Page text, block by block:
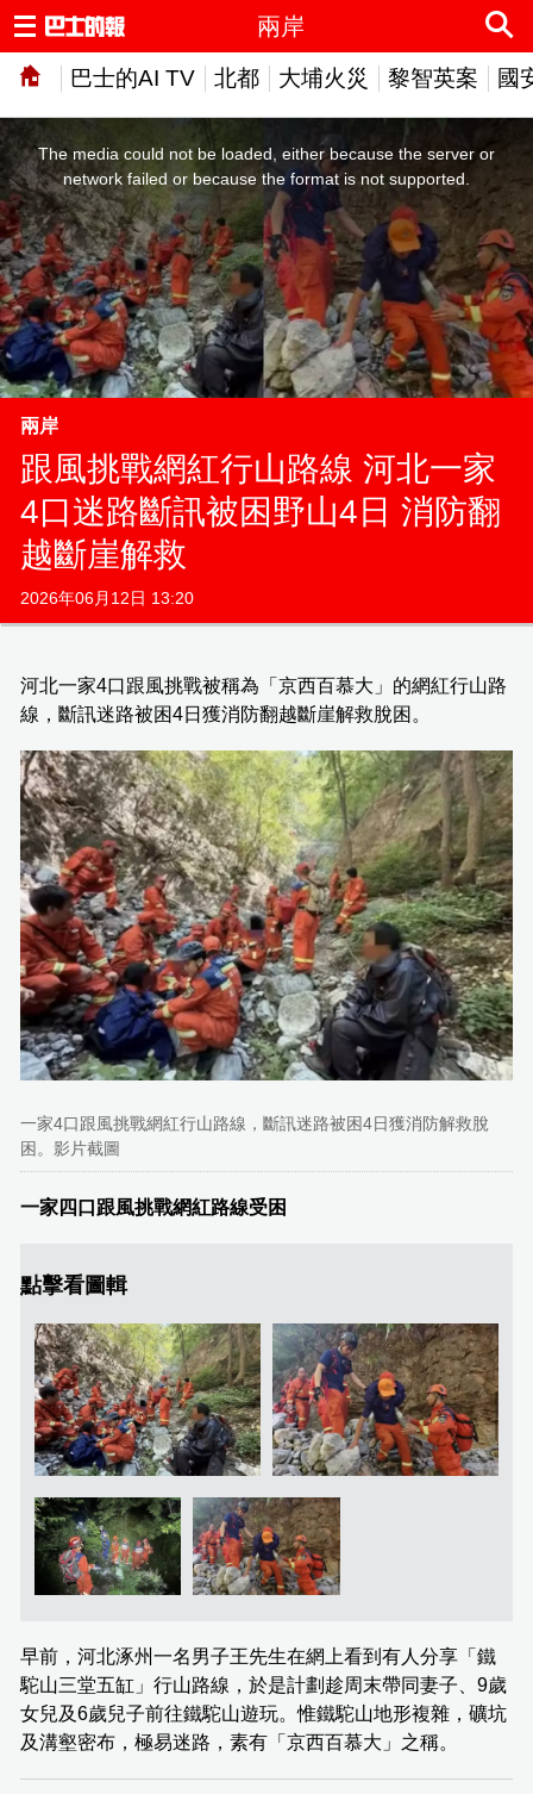
巴士的AI TV 北都 大埔火災 黎智英案 國
兩岸
a
modal
window.
The media could not be loaded, either because the server or
network failed or because the format is not supported.
兩岸
跟風挑戰網紅行山路線 河北一家
4口迷路斷訊被困野山4日 消防翻
越斷崖解救
2026年06月12日 13:20
河北一家4口跟風挑戰被稱為「京西百慕大」的網紅行山路
線，斷訊迷路被困4日獲消防翻越斷崖解救脫困。
一家4口跟風挑戰網紅行山路線，斷訊迷路被困4日獲消防解救脫
困。影片截圖
一家四口跟風挑戰網紅路線受困
點擊看圖輯
早前，河北涿州一名男子王先生在網上看到有人分享「鐵
駝山三堂五缸」行山路線，於是計劃趁周末帶同妻子、9歲
女兒及6歲兒子前往鐵駝山遊玩。惟鐵駝山地形複雜，礦坑
及溝壑密布，極易迷路，素有「京西百慕大」之稱。